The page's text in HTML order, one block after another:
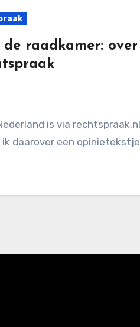
raadkamer:
daarover een opinietekstje